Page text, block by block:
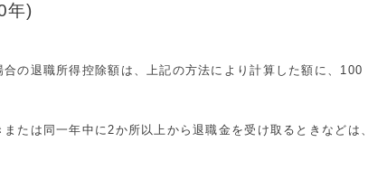
年)
の退職所得控除額は、上記の方法により計算した額に、100
たは同一年中に2か所以上から退職金を受け取るときなどは、